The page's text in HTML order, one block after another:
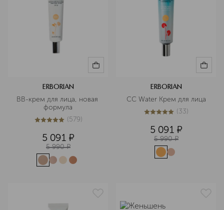
ERBORIAN
BB-крем для лица, новая
формула
5из 5579 (579)
5 091 ¤
5 990 ¤
ERBORIAN
CC Water Крем для лица
4.9из533 (33)
5 091 ¤
5 990 ¤